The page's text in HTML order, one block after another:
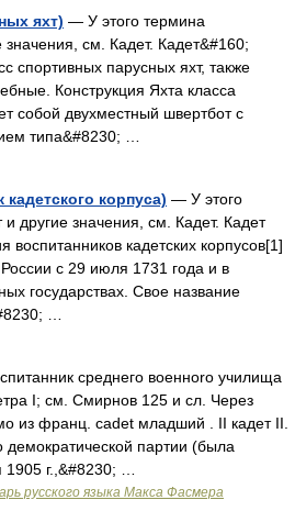
яхт) — У этого термина
значения, см. Кадет. Кадет&#160;
спортивных парусных яхт, также
Конструкция Яхта класса
собой двухместный швертбот с
типа&#8230; …
кадетского корпуса) — У этого
другие значения, см. Кадет. Кадет
воспитанников кадетских корпусов[1]
с 29 июля 1731 года и в
государствах. Свое название
…
среднего военноrо училища
I; см. Смирнов 125 и сл. Через
из франц. саdеt младший . II кадет II.
демократической партии (была
г.,&#8230; …
русского языка Макса Фасмера